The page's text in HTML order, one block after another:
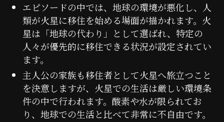
エピソードの中では、地球の環境が悪化し、人
類が火星に移住を始める場面が描かれます。火
星は「地球の代わり」として選ばれ、特定の
人々が優先的に移住できる状況が設定されてい
ます。
主人公の家族も移住者として火星へ旅立つこと
を決意しますが、火星での生活は厳しい環境条
件の中で行われます。酸素や水が限られてお
り、地球での生活と比べて非常に不自由です。